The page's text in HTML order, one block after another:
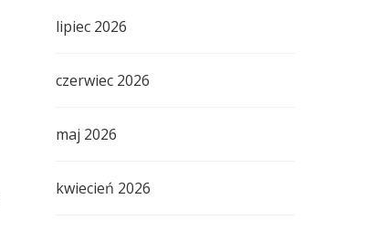
lipiec 2026
czerwiec 2026
maj 2026
kwiecień 2026